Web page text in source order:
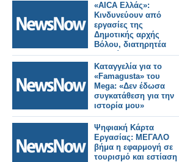
«AICA Ελλάς»:
Κινδυνεύουν από
εργασίες της
Δημοτικής αρχής
Βόλου, διατηρητέα
μνημεία
Καταγγελία για το
«Famagusta» του
Mega: «Δεν έδωσα
συγκατάθεση για την
ιστορία μου»
Ψηφιακή Κάρτα
Εργασίας: ΜΕΓΑΛΟ
βήμα η εφαρμογή σε
τουρισμό και εστίαση